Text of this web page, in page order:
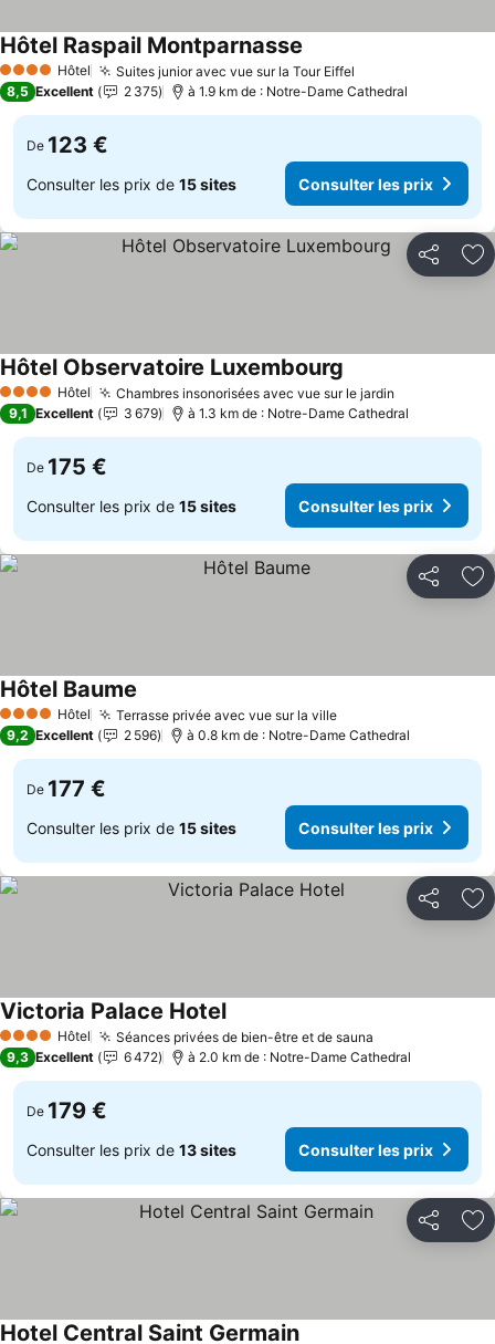
4 Étoiles Hôtel Suites junior avec vue sur la Tour Eiffel
Hôtel Raspail Montparnasse
8,5 Excellent 2 375 à 1.9 km de : Notre-Dame Cathedral
De 123 €
Consulter les prix de 15 sites Consulter les prix
Partager
4 Étoiles Hôtel Chambres insonorisées avec vue sur le jardin
Hôtel Observatoire Luxembourg
9,1 Excellent 3 679 à 1.3 km de : Notre-Dame Cathedral
De 175 €
Consulter les prix de 15 sites Consulter les prix
Partager
4 Étoiles Hôtel Terrasse privée avec vue sur la ville
Hôtel Baume
9,2 Excellent 2 596 à 0.8 km de : Notre-Dame Cathedral
De 177 €
Consulter les prix de 15 sites Consulter les prix
Partager
4 Étoiles Hôtel Séances privées de bien-être et de sauna
Victoria Palace Hotel
9,3 Excellent 6 472 à 2.0 km de : Notre-Dame Cathedral
De 179 €
Consulter les prix de 13 sites Consulter les prix
Partager
Hotel Central Saint Germain